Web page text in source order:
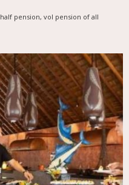
pension, vol pension of all